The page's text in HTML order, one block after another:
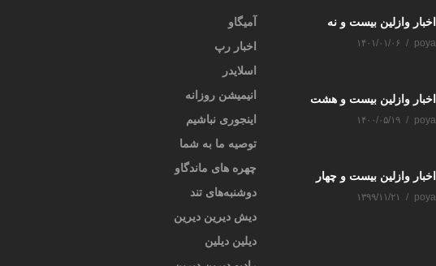
اخبار وازلین بیست و نه
poya ۱۴۰۱/۰۱/۰۶
اخبار وازلین بیست و هشت
poya ۱۴۰۰/۰۵/۱۹
اخبار وازلین بیست و چهار
poya ۱۳۹۹/۱۱/۲۱
آمیگاو
اخبار رپ
اسلایدر
انیمیشن روزانه
اینجوری نباشیم
توصیه ما به شما
چهره های ماندگاو
دوشنبه‌های تند
دیش دیرین دیرین
دیلین دیلین